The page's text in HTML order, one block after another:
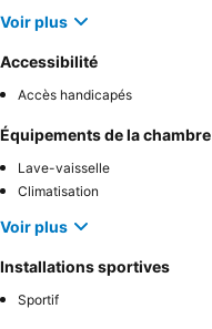
Voir plus
Accessibilité
Accès handicapés
Équipements de la chambre
Lave-vaisselle
Climatisation
Voir plus
Installations sportives
Sportif